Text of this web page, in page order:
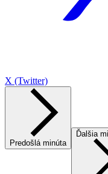
X (Twitter)
Predošlá minúta
Ďalšia